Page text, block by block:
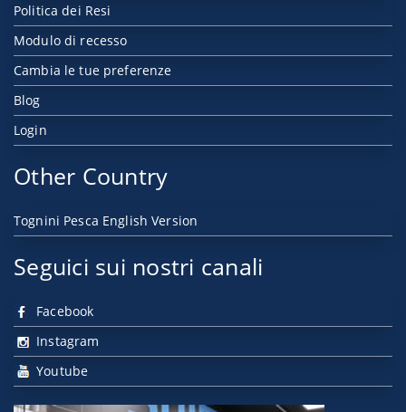
Politica dei Resi
Modulo di recesso
Cambia le tue preferenze
Blog
Login
Other Country
Tognini Pesca English Version
Seguici sui nostri canali
Facebook
Instagram
Youtube